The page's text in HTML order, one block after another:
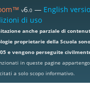
v6.0— English
di uso
anche parziale di
proprietarie della Scuola
05 e vengono perseguite
in queste pagine
a solo scopo informativo.